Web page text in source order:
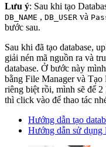
Lưu ý: Sau khi tạo
DB_NAME , DB_USER và
bước sau.
Sau khi đã tạo database,
giải nén mã nguồn ra và
database. Ở bước này
bằng File Manager và Tạo
riêng biệt rồi, mình sẽ để
thì click vào để thao tác
Hướng dẫn tạo
Hướng dẫn sử dụng